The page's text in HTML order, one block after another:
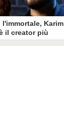
l'immortale, Karim
il creator più
in Italia: il suo